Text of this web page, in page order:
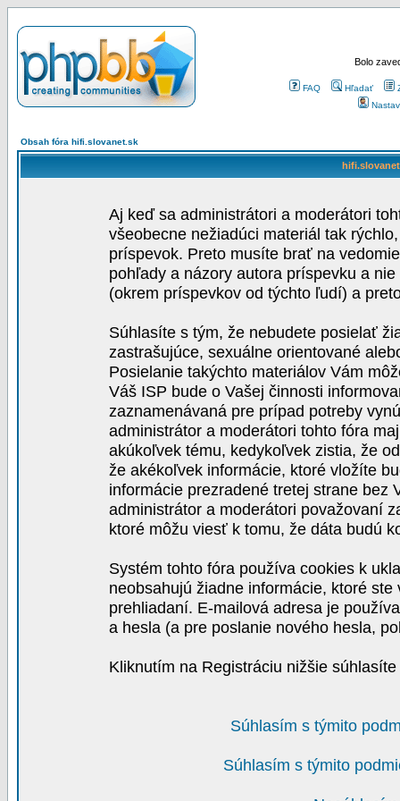
Bolo
FAQ Hľadať
Obsah fóra hifi.slovanet.sk
Aj keď sa administrátori a moderátori
všeobecne nežiadúci materiál tak
príspevok. Preto musíte brať na
pohľady a názory autora príspevku a
(okrem príspevkov od týchto ľudí) a
Súhlasíte s tým, že nebudete posielať
zastrašujúce, sexuálne orientované
Posielanie takýchto materiálov Vám
Váš ISP bude o Vašej činnosti
zaznamenávaná pre prípad potreby
administrátor a moderátori tohto fóra
akúkoľvek tému, kedykoľvek zistia, že
že akékoľvek informácie, ktoré vložíte
informácie prezradené tretej strane bez
administrátor a moderátori považovaní
ktoré môžu viesť k tomu, že dáta budú
Systém tohto fóra používa cookies k
neobsahujú žiadne informácie, ktoré
prehliadaní. E-mailová adresa je
a hesla (a pre poslanie nového hesla,
Kliknutím na Registráciu nižšie
Súhlasím s týmito
Súhlasím s týmito